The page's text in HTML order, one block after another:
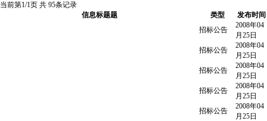
当前第1/1页 共 95条记录
信息标题题
类型
发布时间
招标公告
2008年04
月25日
招标公告
2008年04
月25日
招标公告
2008年04
月25日
招标公告
2008年04
月25日
招标公告
2008年04
月25日